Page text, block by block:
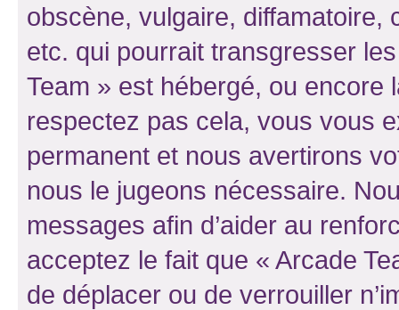
obscène, vulgaire, diffamatoire,
etc. qui pourrait transgresser
Team » est hébergé, ou encore
respectez pas cela, vous vous
permanent et nous avertirons
nous le jugeons nécessaire.
messages afin d’aider au
acceptez le fait que « Arcade
de déplacer ou de verrouiller